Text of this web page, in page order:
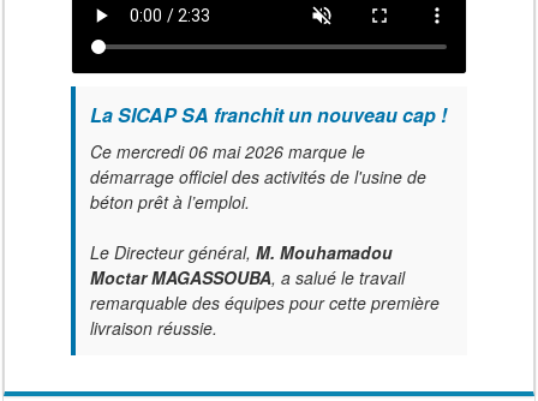
La SICAP SA franchit un nouveau cap !
Ce mercredi 06 mai 2026 marque le
démarrage officiel des activités de l'usine de
béton prêt à l’emploi.
Le Directeur général, M. Mouhamadou
Moctar MAGASSOUBA, a salué le travail
remarquable des équipes pour cette première
livraison réussie.